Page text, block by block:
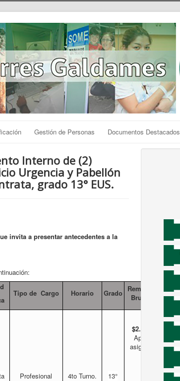
Gestión de Personas Documentos Destacados
Interno de (2)
Urgencia y Pabellón
grado 13° EUS.
invita a presentar antecedentes a la
Tipo de Cargo Horario Grado Remuneración
Bruta aprox.
Profesional 4to Turno. 13°
$2.610.498.-
Aprox. con
asignación de